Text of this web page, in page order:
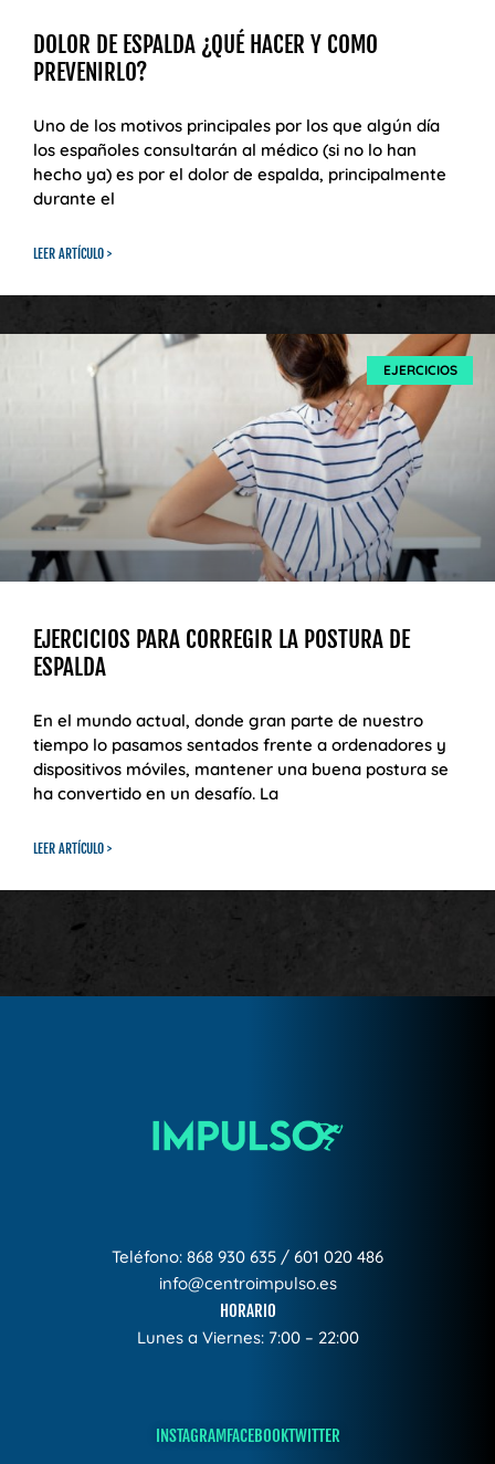
DOLOR DE ESPALDA ¿QUÉ HACER Y COMO
PREVENIRLO?
Uno de los motivos principales por los que algún día
los españoles consultarán al médico (si no lo han
hecho ya) es por el dolor de espalda, principalmente
durante el
LEER ARTÍCULO >
EJERCICIOS
EJERCICIOS PARA CORREGIR LA POSTURA DE
ESPALDA
En el mundo actual, donde gran parte de nuestro
tiempo lo pasamos sentados frente a ordenadores y
dispositivos móviles, mantener una buena postura se
ha convertido en un desafío. La
LEER ARTÍCULO >
Teléfono: 868 930 635 / 601 020 486
info@centroimpulso.es
HORARIO
Lunes a Viernes: 7:00 – 22:00
INSTAGRAMFACEBOOKTWITTER